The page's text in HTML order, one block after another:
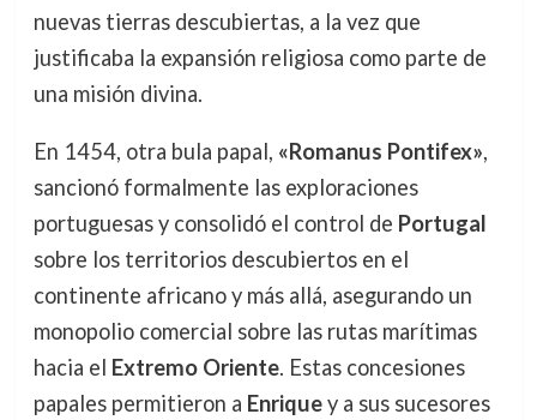
nuevas tierras descubiertas, a la vez que
justificaba la expansión religiosa como parte de
una misión divina.
En 1454, otra bula papal, «Romanus Pontifex»,
sancionó formalmente las exploraciones
portuguesas y consolidó el control de Portugal
sobre los territorios descubiertos en el
continente africano y más allá, asegurando un
monopolio comercial sobre las rutas marítimas
hacia el Extremo Oriente. Estas concesiones
papales permitieron a Enriquey a sus sucesores